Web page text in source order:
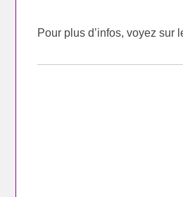
Pour plus d’infos, voyez sur